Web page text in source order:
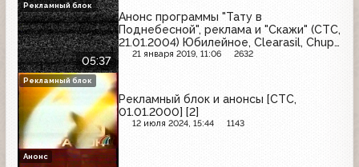
05:37
Анонс программы "Тату в
Поднебесной", реклама и "Скажи" (СТС,
21.01.2004) Юбилейное, Clearasil, Chupa
Chups, Русское лото, Даниссимо
21 января 2019, 11:06 2632
Рекламный блок
Рекламный блок и анонсы [СТС,
01.01.2000] [2]
12 июля 2024, 15:44 1143
Рекламный блок
Анонс